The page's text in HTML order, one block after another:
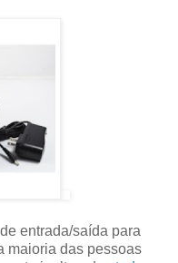
entrada/saída para
maioria das pessoas